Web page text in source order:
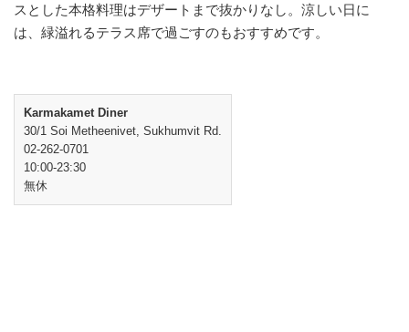
スとした本格料理はデザートまで抜かりなし。涼しい日に
は、緑溢れるテラス席で過ごすのもおすすめです。
Karmakamet Diner
30/1 Soi Metheenivet, Sukhumvit Rd.
02-262-0701
10:00-23:30
無休